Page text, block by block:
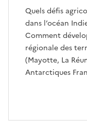
Quels défis
dans l’océan
Comment
régionale des
(Mayotte, La
Antarctiques